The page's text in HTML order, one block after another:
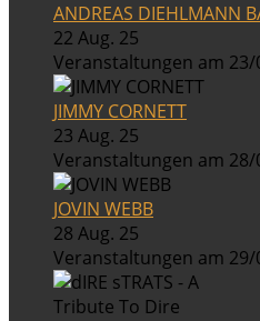
ANDREAS DIEHLMANN
22 Aug. 25
Veranstaltungen am 23/
JIMMY CORNETT
23 Aug. 25
Veranstaltungen am 28/
JOVIN WEBB
28 Aug. 25
Veranstaltungen am 29/